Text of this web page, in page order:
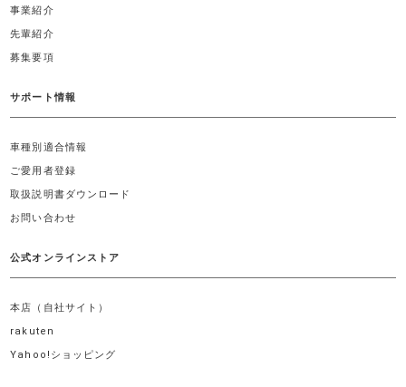
事業紹介
先輩紹介
募集要項
サポート情報
車種別適合情報
ご愛用者登録
取扱説明書ダウンロード
お問い合わせ
公式オンラインストア
本店（自社サイト）
rakuten
Yahoo!ショッピング